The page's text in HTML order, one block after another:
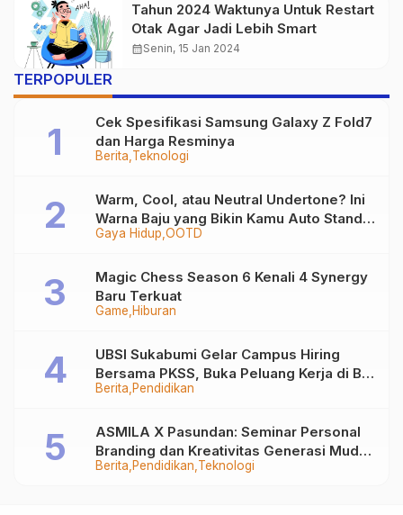
Tahun 2024 Waktunya Untuk Restart
Otak Agar Jadi Lebih Smart
calendar_monthSenin, 15 Jan 2024
TERPOPULER
Berita Teknologi
Cek Spesifikasi Samsung Galaxy Z Fold7
dan Harga Resminya
Gaya Hidup OOTD
Warm, Cool, atau Neutral Undertone? Ini
Warna Baju yang Bikin Kamu Auto Stand
Out
Game Hiburan
Magic Chess Season 6 Kenali 4 Synergy
Baru Terkuat
Berita Pendidikan
UBSI Sukabumi Gelar Campus Hiring
Bersama PKSS, Buka Peluang Kerja di BRI
Group
Berita Pendidikan Teknologi
ASMILA X Pasundan: Seminar Personal
Branding dan Kreativitas Generasi Muda
Bersama SDKF